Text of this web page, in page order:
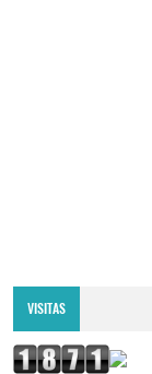
VISITAS